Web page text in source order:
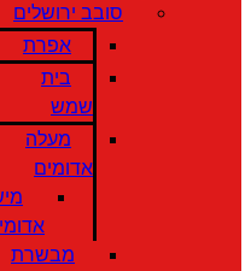
סובב ירושלים
אפרת
בית
שמש
מעלה
אדומים
מבשרת